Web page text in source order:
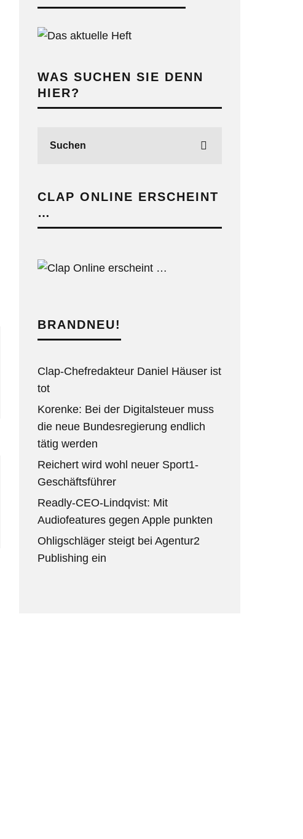
WAS SUCHEN SIE DENN
HIER?
CLAP ONLINE ERSCHEINT
…
BRANDNEU!
Clap-Chefredakteur Daniel Häuser ist
tot
Korenke: Bei der Digitalsteuer muss
die neue Bundesregierung endlich
tätig werden
Reichert wird wohl neuer Sport1-
Geschäftsführer
Readly-CEO-Lindqvist: Mit
Audiofeatures gegen Apple punkten
Ohligschläger steigt bei Agentur2
Publishing ein